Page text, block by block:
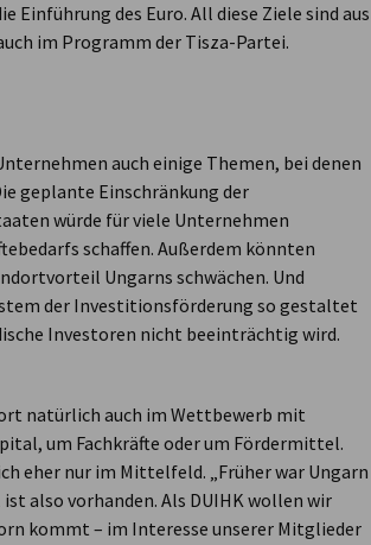
des Euro. All diese Ziele sind aus
im Programm der Tisza-Partei.
auch einige Themen, bei denen
geplante Einschränkung der
würde für viele Unternehmen
schaffen. Außerdem könnten
Ungarns schwächen. Und
der Investitionsförderung so gestaltet
Investoren nicht beeinträchtig wird.
natürlich auch im Wettbewerb mit
um Fachkräfte oder um Fördermittel.
eher nur im Mittelfeld. „Früher war Ungarn
also vorhanden. Als DUIHK wollen wir
kommt – im Interesse unserer Mitglieder